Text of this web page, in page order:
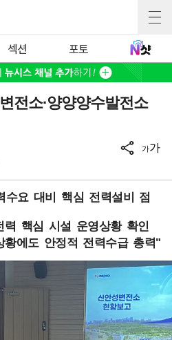
섹션 포토
전소·양양양수발전소
가가
요 대비 핵심 전력설비 점
력 핵심 시설 운영상황 확인
에도 안정적 전력수급 총력"